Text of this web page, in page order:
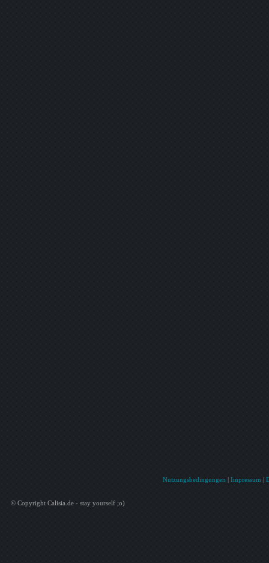
Nutzungsbedingungen | Impressum |
© Copyright Calisia.de - stay yourself ;o)